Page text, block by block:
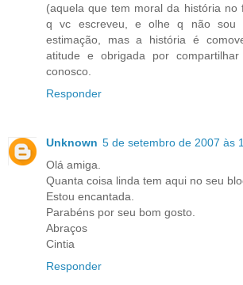
(aquela que tem moral da história no
q vc escreveu, e olhe q não sou
estimação, mas a história é
atitude e obrigada por
conosco.
Responder
Unknown 5 de setembro de 2007 às
Olá amiga.
Quanta coisa linda tem aqui no seu
Estou encantada.
Parabéns por seu bom gosto.
Abraços
Cintia
Responder